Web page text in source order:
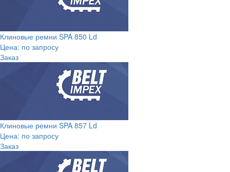
Клиновые ремни SPA 850 Ld
Цена: по запросу
Заказ
Клиновые ремни SPA 857 Ld
Цена: по запросу
Заказ